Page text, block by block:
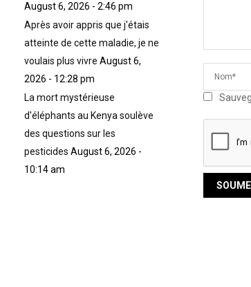
August 6, 2026 - 2:46 pm
Après avoir appris que j'étais
atteinte de cette maladie, je ne
voulais plus vivre August 6,
2026 - 12:28 pm
La mort mystérieuse
d'éléphants au Kenya soulève
des questions sur les
pesticides August 6, 2026 -
10:14 am